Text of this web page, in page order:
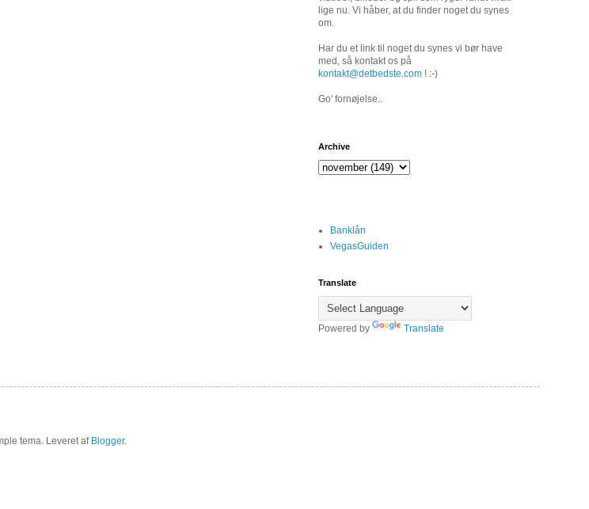
lige nu. Vi håber, at du finder noget du synes
om.
Har du et link til noget du synes vi bør have
med, så kontakt os på
kontakt@detbedste.com ! :-)
Go' fornøjelse..
Archive
Banklån
VegasGuiden
Translate
Powered by Translate
tema. Leveret af Blogger.